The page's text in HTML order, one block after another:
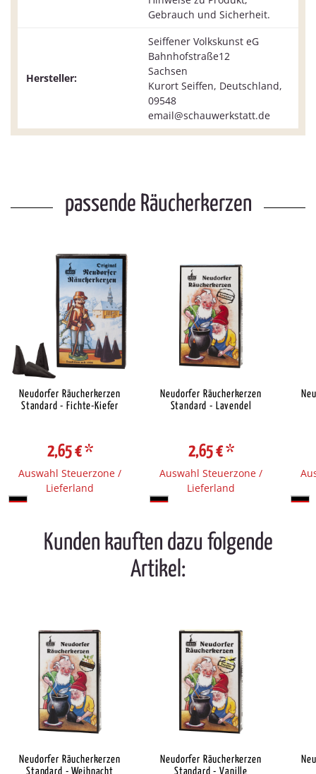
Gebrauch und Sicherheit.
Hersteller:
Seiffener Volkskunst eG
Bahnhofstraße12
Sachsen
Kurort Seiffen, Deutschland,
09548
email@schauwerkstatt.de
passende Räucherkerzen
Neudorfer Räucherkerzen
Standard - Fichte-Kiefer
2,65 €*
Auswahl Steuerzone /
Lieferland
Neudorfer Räucherkerzen
Standard - Lavendel
2,65 €*
Auswahl Steuerzone /
Lieferland
Kunden kauften dazu folgende
Artikel:
Neudorfer Räucherkerzen
Standard - Weihnacht
Neudorfer Räucherkerzen
Standard - Vanille